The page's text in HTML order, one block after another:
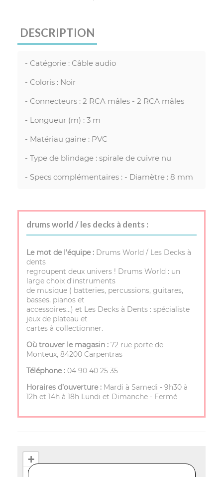
DESCRIPTION
- Catégorie : Câble audio
- Coloris : Noir
- Connecteurs : 2 RCA mâles - 2 RCA mâles
- Longueur (m) : 3 m
- Matériau gaine : PVC
- Type de blindage : spirale de cuivre nu
- Specs complémentaires : - Diamètre : 8 mm
drums world / les decks à dents :
Le mot de l’équipe : Drums World / Les Decks à
dents
regroupent deux univers ! Drums World : un
large choix d'instruments
de musique ( batteries, percussions, guitares,
basses, pianos et
accessoires…) et Les Decks à Dents : spécialiste
jeux de plateau et
cartes à collectionner.
Où trouver le magasin : 72 rue porte de
Monteux, 84200 Carpentras
Téléphone : 04 90 40 25 35
Horaires d’ouverture : Mardi à Samedi - 9h30 à
12h et 14h à 18h Lundi et Dimanche - Fermé
+
−